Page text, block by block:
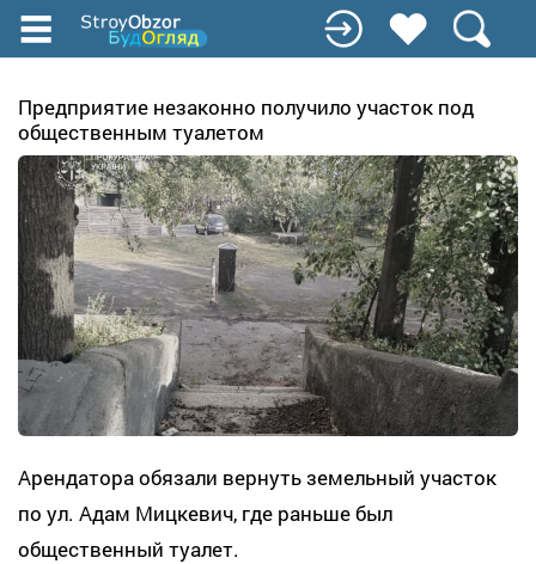
Перейти
содержанию
Предприятие незаконно получило участок под
общественным туалетом
Арендатора обязали вернуть земельный участок
по ул. Адам Мицкевич, где раньше был
общественный туалет.